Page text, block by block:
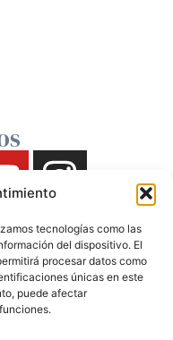
tecnologías como las
del dispositivo. El
procesar datos como
únicas en este
puede afectar